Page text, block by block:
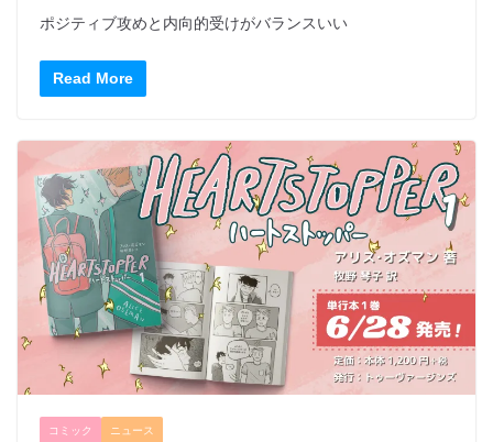
ポジティブ攻めと内向的受けがバランスいい
Read More
コミック ニュース